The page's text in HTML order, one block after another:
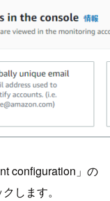
configuration」の
します。